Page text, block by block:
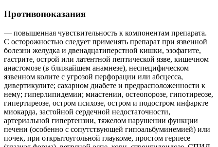
Противопоказания
— повышенная чувствительность к компонентам препарата.
С осторожностью следует применять препарат при язвенной
болезни желудка и двенадцатиперстной кишки, эзофагите,
гастрите, острой или латентной пептической язве, кишечном
анастомозе (в ближайшем анамнезе), неспецифическом
язвенном колите с угрозой перфорации или абсцесса,
дивертикулите; сахарном диабете и предрасположенности к
нему; гиперлипидемии; миастении, остеопорозе, гипотиреозе,
гипертиреозе, остром психозе, остром и подостром инфаркте
миокарда, застойной сердечной недостаточности,
артериальной гипертензии, тяжелом нарушении функции
печени (особенно с сопутствующей гипоальбуминемией) или
почек, при открытоугольной глаукоме, простом герпесе